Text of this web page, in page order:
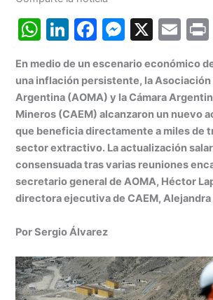
W
at
s
A
p
p
Li
k
e
dI
n
F
c
e
b
o
o
k
M
s
s
e
n
g
er
X
E
ai
l
En medio de un escenario económico
una inflación persistente, la Asociación
Argentina (AOMA) y la Cámara
Mineros (CAEM) alcanzaron un nuevo
que beneficia directamente a miles de
sector extractivo. La actualización
consensuada tras varias reuniones
secretario general de AOMA, Héctor
directora ejecutiva de CAEM, Alejandra
Por Sergio Álvarez